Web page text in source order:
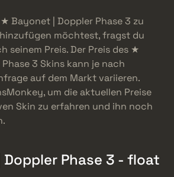
Bayonet | Doppler Phase 3 zu
möchtest, fragst du
seinem Preis. Der Preis des ★
3 Skins kann je nach
auf dem Markt variieren.
um die aktuellen Preise
Skin zu erfahren und ihn noch
Phase 3 - float